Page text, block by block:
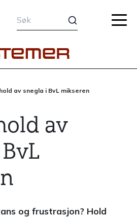
av snegla i BvL mikseren
av
og frustrasjon? Hold